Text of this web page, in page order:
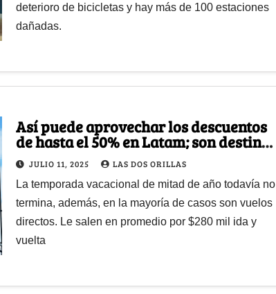
deterioro de bicicletas y hay más de 100 estaciones
dañadas.
Así puede aprovechar los descuentos
de hasta el 50% en Latam; son destinos
nacionales
JULIO 11, 2025 LAS DOS ORILLAS
La temporada vacacional de mitad de año todavía no
termina, además, en la mayoría de casos son vuelos
directos. Le salen en promedio por $280 mil ida y
vuelta